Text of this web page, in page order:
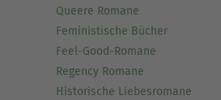
Queere Romane
Feministische Bücher
Feel-Good-Romane
Regency Romane
Historische Liebesromane